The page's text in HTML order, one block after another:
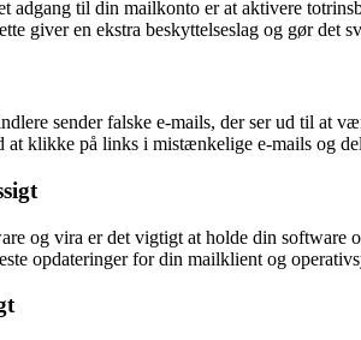
adgang til din mailkonto er at aktivere
giver en ekstra beskyttelseslag og gør det
sender falske e-mails, der ser ud til at
klikke på links i mistænkelige e-mails og
og vira er det vigtigt at holde din software
opdateringer for din mailklient og